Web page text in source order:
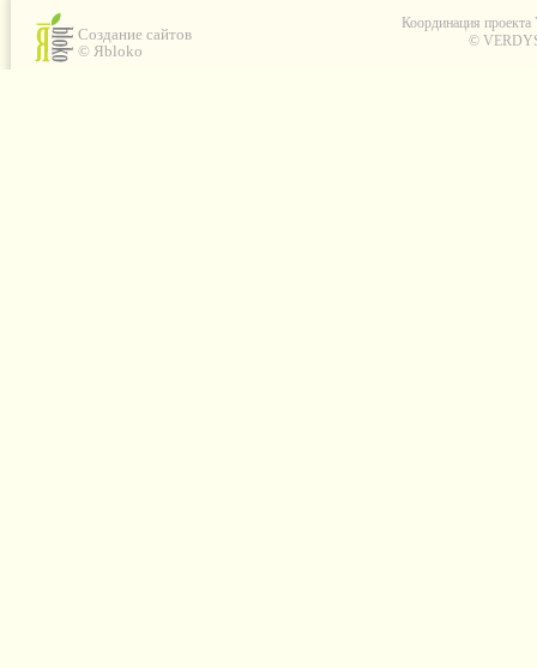
Создание сайтов
© Яbloko
Координация проекта
©